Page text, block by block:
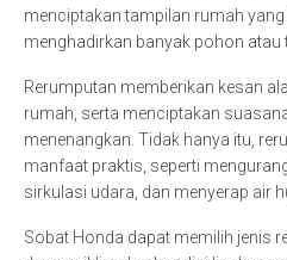
menciptakan tampilan rumah
menghadirkan banyak pohon atau
Rerumputan memberikan kesan
rumah, serta menciptakan
menenangkan. Tidak hanya itu,
manfaat praktis, seperti
sirkulasi udara, dan menyerap air
Sobat Honda dapat memilih jenis